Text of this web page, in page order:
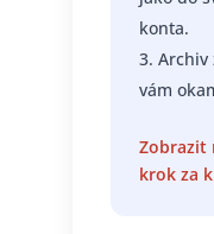
konta.
Archiv
vám
Zobrazit
krok za